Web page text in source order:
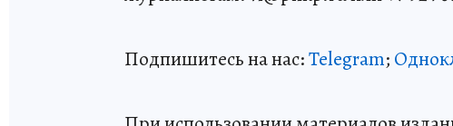
Подпишитесь на нас:Telegram;